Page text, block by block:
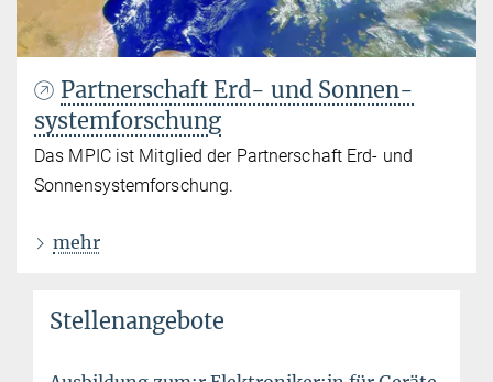
Partnerschaft Erd- und Sonnen-
systemforschung
Das MPIC ist Mitglied der Partnerschaft Erd- und
Sonnensystemforschung.
mehr
Stellenangebote